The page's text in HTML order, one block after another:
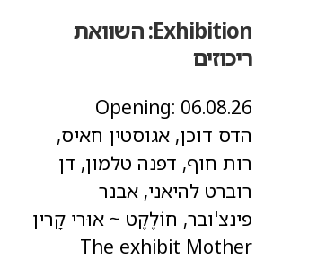
Exhibition: השוואת
ריכוזים
Opening: 06.08.26
הדס דוכן, אגוסטין חאיס,
רות חוף, דפנה טלמון, דן
רוברט להיאני, אבנר
פינצ'ובר, חוֹלֶקֶט ~ אוּרי קָרין
The exhibit Mother